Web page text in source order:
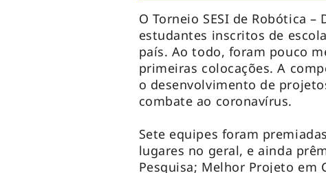
O Torneio SESI de Robótica
estudantes inscritos de
país. Ao todo, foram pouco
primeiras colocações. A
o desenvolvimento de
combate ao coronavírus.
Sete equipes foram
lugares no geral, e ainda
Pesquisa; Melhor Projeto em